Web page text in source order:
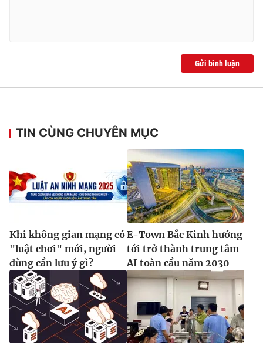
Gửi bình luận
TIN CÙNG CHUYÊN MỤC
Khi không gian mạng có
"luật chơi" mới, người
dùng cần lưu ý gì?
E-Town Bắc Kinh hướng
tới trở thành trung tâm
AI toàn cầu năm 2030